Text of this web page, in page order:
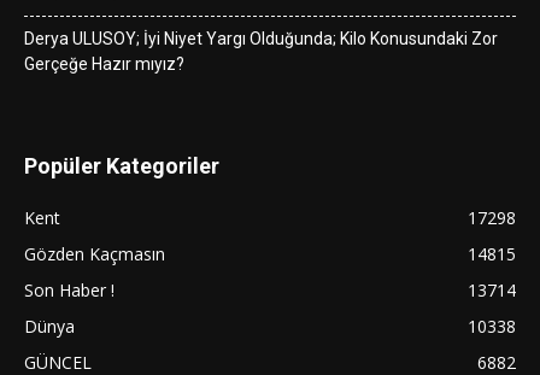
Derya ULUSOY; İyi Niyet Yargı Olduğunda; Kilo Konusundaki Zor
Gerçeğe Hazır mıyız?
Popüler Kategoriler
Kent
17298
Gözden Kaçmasın
14815
Son Haber !
13714
Dünya
10338
GÜNCEL
6882